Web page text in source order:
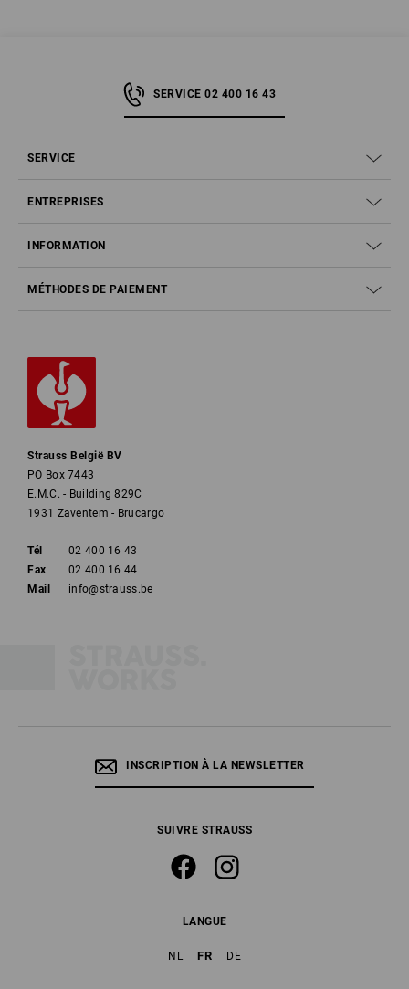
SERVICE 02 400 16 43
SERVICE
ENTREPRISES
INFORMATION
MÉTHODES DE PAIEMENT
Strauss België BV
PO Box 7443
E.M.C. - Building 829C
1931 Zaventem - Brucargo
Tél
02 400 16 43
Fax
02 400 16 44
Mail
info@strauss.be
INSCRIPTION À LA NEWSLETTER
SUIVRE STRAUSS
LANGUE
NL FR DE